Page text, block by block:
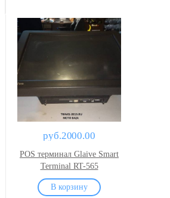
руб.2000.00
POS терминал Glaive Smart
Terminal RT-565